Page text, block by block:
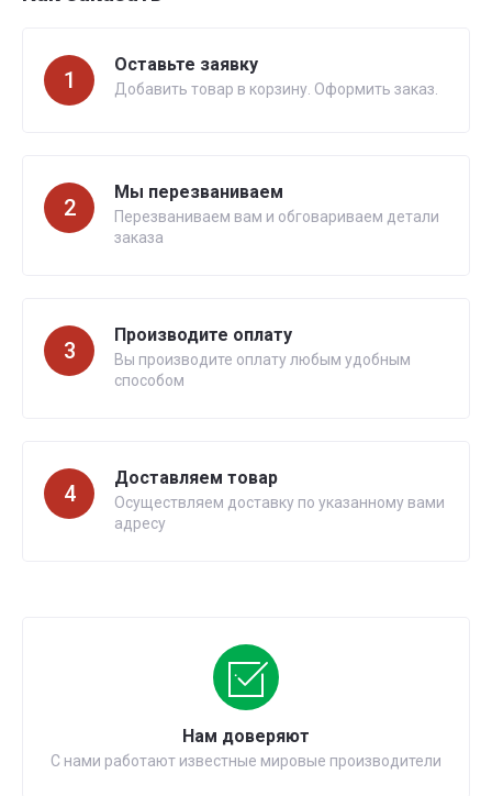
1
Оставьте заявку
Добавить товар в корзину. Оформить заказ.
2
Мы перезваниваем
Перезваниваем вам и обговариваем детали
заказа
3
Производите оплату
Вы производите оплату любым удобным
способом
4
Доставляем товар
Осуществляем доставку по указанному вами
адресу
Нам доверяют
С нами работают известные мировые производители